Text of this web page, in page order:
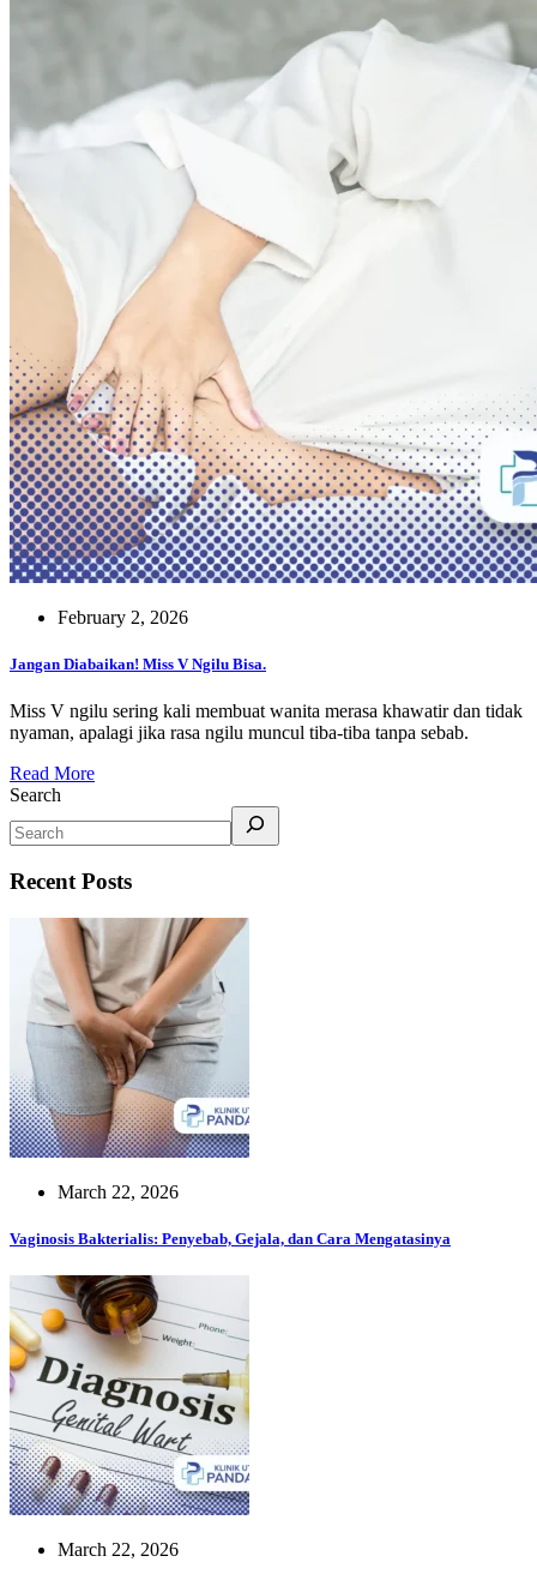
February 2, 2026
Jangan Diabaikan! Miss V Ngilu Bisa.
Miss V ngilu sering kali membuat wanita merasa khawatir dan tidak
nyaman, apalagi jika rasa ngilu muncul tiba-tiba tanpa sebab.
Read More
Search
Recent Posts
March 22, 2026
Vaginosis Bakterialis: Penyebab, Gejala, dan Cara Mengatasinya
March 22, 2026